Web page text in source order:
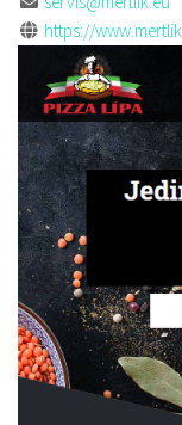
https://